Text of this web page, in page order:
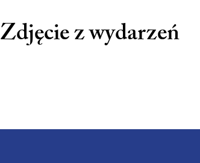
Zdjęcie z wydarzeń